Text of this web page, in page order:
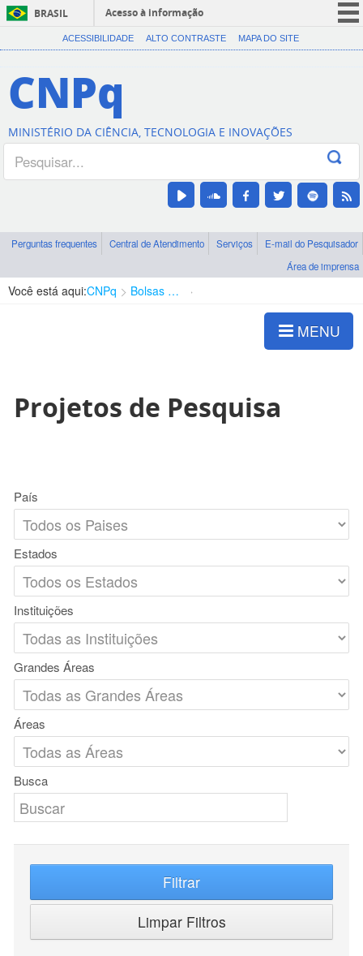
BRASIL
Acesso à informação
CORONAVÍRUS (COVID-19)
Canais
ACESSIBILIDADE ALTO CONTRASTE MAPA DO SITE
CNPq
MINISTÉRIO DA CIÊNCIA, TECNOLOGIA E INOVAÇÕES
Perguntas frequentes Central de Atendimento Serviços
E-mail do Pesquisador
Área de imprensa
Você está aqui:CNPq Bolsas e Auxílios Vigentes
MENU
Projetos de Pesquisa
País
Estados
Instituições
Grandes Áreas
Áreas
Busca
Filtrar
Limpar Filtros